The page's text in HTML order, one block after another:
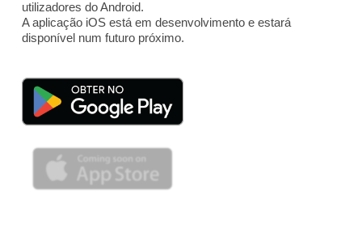
utilizadores do Android.
A aplicação iOS está em desenvolvimento e estará
disponível num futuro próximo.